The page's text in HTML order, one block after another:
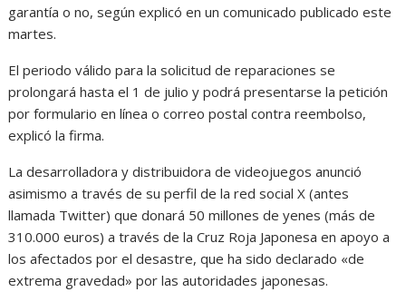
garantía o no, según explicó en un comunicado publicado este
martes.
El periodo válido para la solicitud de reparaciones se
prolongará hasta el 1 de julio y podrá presentarse la petición
por formulario en línea o correo postal contra reembolso,
explicó la firma.
La desarrolladora y distribuidora de videojuegos anunció
asimismo a través de su perfil de la red social X (antes
llamada Twitter) que donará 50 millones de yenes (más de
310.000 euros) a través de la Cruz Roja Japonesa en apoyo a
los afectados por el desastre, que ha sido declarado «de
extrema gravedad» por las autoridades japonesas.